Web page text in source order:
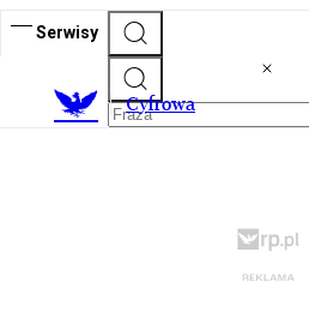
Serwisy
Cyfrowa